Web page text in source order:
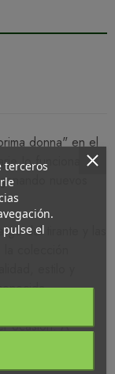
donna" en el
Jo funciona
nuevos
del tirante y las
colección
estilo y
una linea
ocasión. A
y su estilo
terceros
el